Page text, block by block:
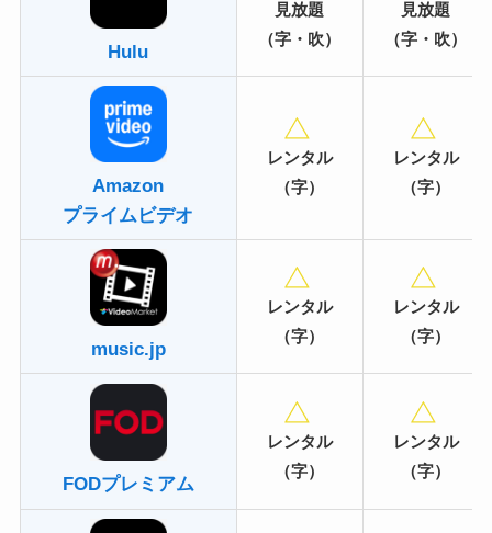
Hulu
見放題
（字・吹）
見放題
（字・吹）
Amazon
プライムビデオ
レンタル
（字）
レンタル
（字）
music.jp
レンタル
（字）
レンタル
（字）
FODプレミアム
レンタル
（字）
レンタル
（字）